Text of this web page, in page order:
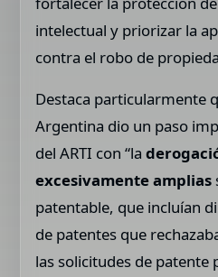
intelectual y priorizar la
contra el robo de
Destaca particularmente
Argentina dio un paso
del ARTI con “la
excesivamente amplias
patentable, que incluían
de patentes que
las solicitudes de patente